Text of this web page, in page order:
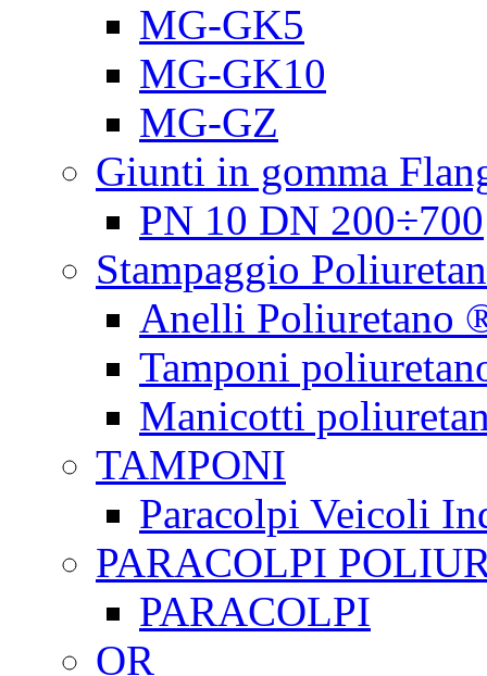
MG-GK5
MG-GK10
MG-GZ
Giunti in gomma
PN 10 DN 200÷700
Stampaggio
Anelli Poliuretano
Tamponi
Manicotti
TAMPONI
Paracolpi Veicoli
PARACOLPI
PARACOLPI
OR